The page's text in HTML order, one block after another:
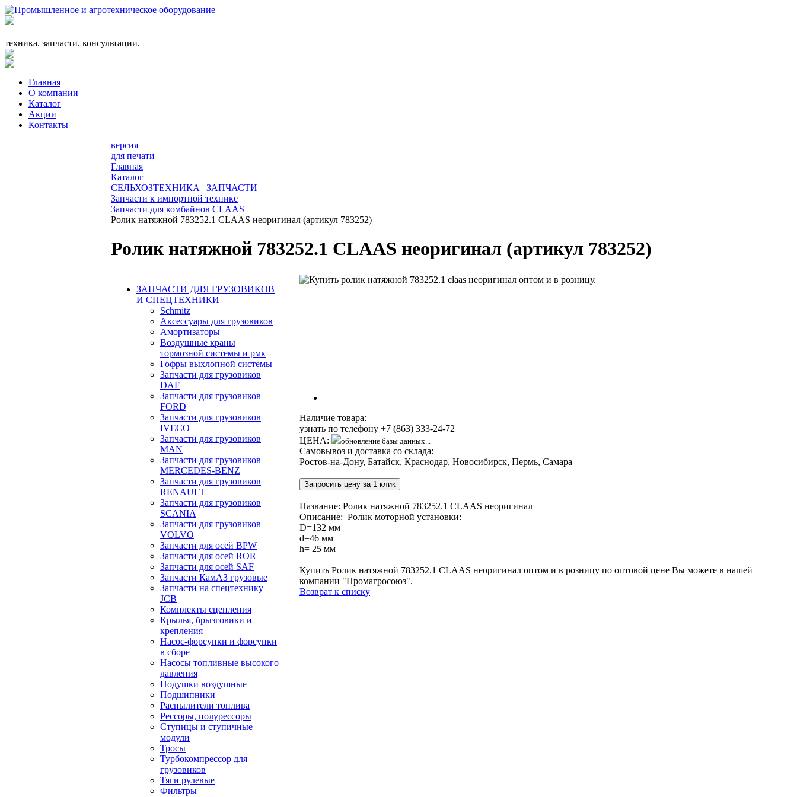
техника. запчасти. консультации.
Главная
О компании
Каталог
Акции
Контакты
версия
для печати
Главная
Каталог
СЕЛЬХОЗТЕХНИКА | ЗАПЧАСТИ
Запчасти к импортной технике
Запчасти для комбайнов CLAAS
Ролик натяжной 783252.1 CLAAS неоригинал (артикул 783252)
Ролик натяжной 783252.1 CLAAS неоригинал (артикул 783252)
ЗАПЧАСТИ ДЛЯ ГРУЗОВИКОВ
И СПЕЦТЕХНИКИ
Schmitz
Аксессуары для грузовиков
Амортизаторы
Воздушные краны
тормозной системы и рмк
Гофры выхлопной системы
Запчасти для грузовиков
DAF
Запчасти для грузовиков
FORD
Запчасти для грузовиков
IVECO
Запчасти для грузовиков
MAN
Запчасти для грузовиков
MERCEDES-BENZ
Запчасти для грузовиков
RENAULT
Запчасти для грузовиков
SCANIA
Запчасти для грузовиков
VOLVO
Запчасти для осей BPW
Запчасти для осей ROR
Запчасти для осей SAF
Запчасти КамАЗ грузовые
Запчасти на спецтехнику
JCB
Комплекты сцепления
Крылья, брызговики и
крепления
Насос-форсунки и форсунки
в сборе
Насосы топливные высокого
давления
Подушки воздушные
Подшипники
Распылители топлива
Рессоры, полурессоры
Ступицы и ступичные
модули
Тросы
Турбокомпрессор для
грузовиков
Тяги рулевые
Фильтры
Наличие товара:
узнать по телефону +7 (863) 333-24-72
ЦЕНА:
обновление базы данных...
Самовывоз и доставка со склада:
Ростов-на-Дону, Батайск, Краснодар, Новосибирск, Пермь, Самара
Запросить цену за 1 клик
Название: Ролик натяжной 783252.1 CLAAS неоригинал
Описание: Ролик моторной установки:
D=132 мм
d=46 мм
h= 25 мм
Купить Ролик натяжной 783252.1 CLAAS неоригинал оптом и в розницу по оптовой цене Вы можете в нашей
компании "Промагросоюз".
Возврат к списку